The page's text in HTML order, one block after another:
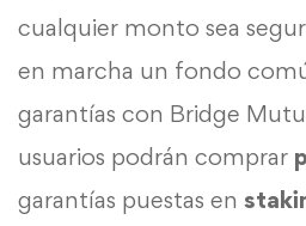
cualquier monto sea
en marcha un fondo
garantías con Bridge
usuarios podrán comprar
garantías puestas en